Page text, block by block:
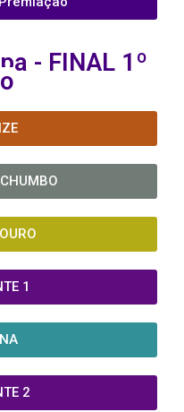
- FINAL 1º
1
2